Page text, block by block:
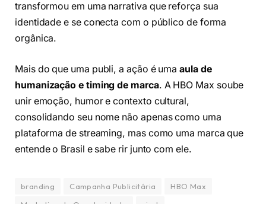
transformou em uma narrativa que reforça sua
identidade e se conecta com o público de forma
orgânica.
Mais do que uma publi, a ação é umaaula de
humanização e timing de marca. A HBO Max soube
unir emoção, humor e contexto cultural,
consolidando seu nome não apenas como uma
plataforma de streaming, mas como uma marca que
entende o Brasil e sabe rir junto com ele.
branding Campanha Publicitária
HBO Max